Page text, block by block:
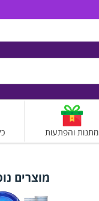
מתנות והפתעות
מוצרים